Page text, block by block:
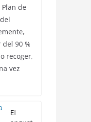
de
del 90 %
recoger,
vez
El